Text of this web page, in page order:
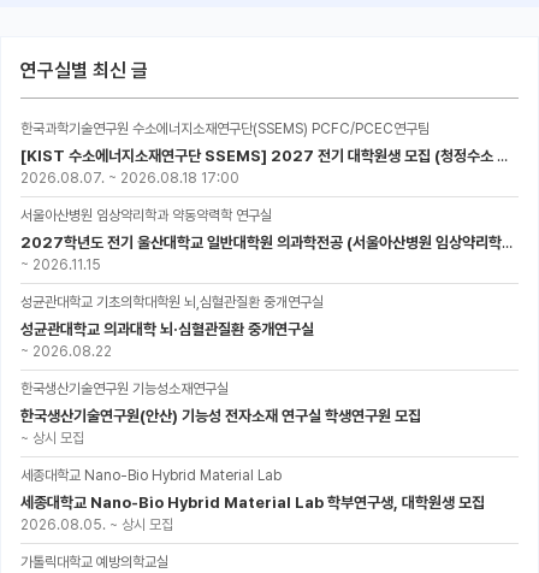
연구실별 최신 글
한국과학기술연구원 수소에너지소재연구단(SSEMS) PCFC/PCEC연구팀
[KIST 수소에너지소재연구단 SSEMS] 2027 전기 대학원생 모집 (청정수소 생산/활용을 위한 프로톤 세라믹 전지)
2026.08.07. ~ 2026.08.18 17:00
서울아산병원 임상약리학과 약동약력학 연구실
2027학년도 전기 울산대학교 일반대학원 의과학전공 (서울아산병원 임상약리학과 약동약력학 연구실) 대학원생 모집공고
~ 2026.11.15
성균관대학교 기초의학대학원 뇌,심혈관질환 중개연구실
성균관대학교 의과대학 뇌·심혈관질환 중개연구실
~ 2026.08.22
한국생산기술연구원 기능성소재연구실
한국생산기술연구원(안산) 기능성 전자소재 연구실 학생연구원 모집
~ 상시 모집
세종대학교 Nano-Bio Hybrid Material Lab
세종대학교 Nano-Bio Hybrid Material Lab 학부연구생, 대학원생 모집
2026.08.05. ~ 상시 모집
가톨릭대학교 예방의학교실